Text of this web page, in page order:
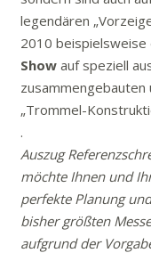
legendären
2010 beispielsweise
Show auf speziell
zusammengebauten
„Trommel-
.
Auszug
möchte Ihnen und
perfekte Planung
bisher größten
aufgrund der